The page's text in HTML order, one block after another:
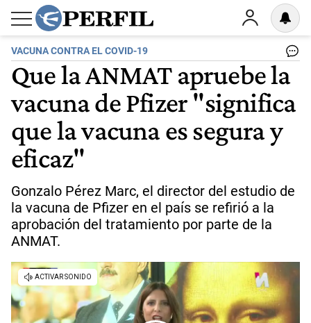
VACUNA CONTRA EL COVID-19
Que la ANMAT apruebe la
vacuna de Pfizer "significa
que la vacuna es segura y
eficaz"
Gonzalo Pérez Marc, el director del estudio de
la vacuna de Pfizer en el país se refirió a la
aprobación del tratamiento por parte de la
ANMAT.